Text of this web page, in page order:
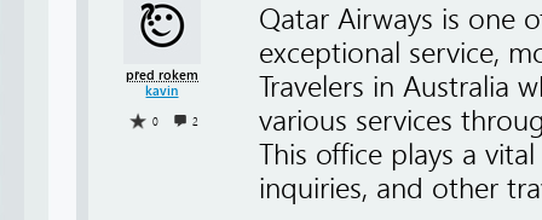
před rokem
kavin
0 2
Qatar Airways is one
exceptional service,
Travelers in Australia
various services
This office plays a
inquiries, and other